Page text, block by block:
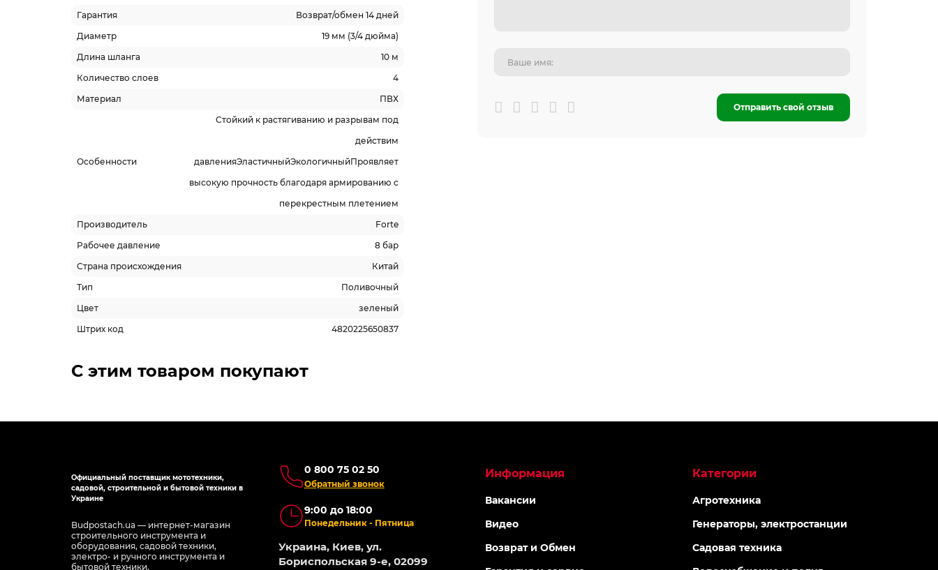
Гарантия
Возврат/обмен 14 дней
Диаметр
19 мм (3/4 дюйма)
Длина шланга
10 м
Количество слоев
4
Материал
ПВХ
Особенности
Стойкий к растягиванию и разрывам под
действим
давленияЭластичныйЭкологичныйПроявляет
высокую прочность благодаря армированию с
перекрестным плетением
Производитель
Forte
Рабочее давление
8 бар
Страна происхождения
Китай
Тип
Поливочный
Цвет
зеленый
Штрих код
4820225650837
Отправить свой отзыв
С этим товаром покупают
Официальный поставщик мототехники,
садовой, строительной и бытовой техники в
Украине
Budpostach.ua — интернет-магазин
строительного инструмента и
оборудования, садовой техники,
электро- и ручного инструмента и
бытовой техники.
0 800 75 02 50
Обратный звонок
9:00 до 18:00
Понедельник - Пятница
Украина, Киев, ул.
Бориспольская 9-е, 02099
Информация
Вакансии
Видео
Возврат и Обмен
Категории
Агротехника
Генераторы, электростанции
Садовая техника